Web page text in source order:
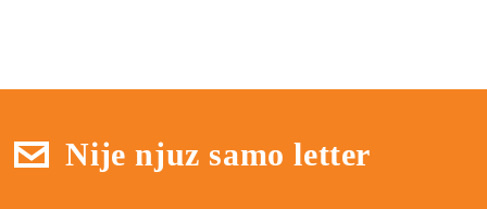
Nije njuz samo letter